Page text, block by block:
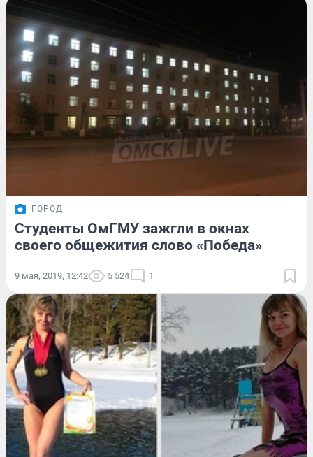
ГОРОД
Студенты ОмГМУ зажгли в окнах
своего общежития слово «Победа»
9 мая, 2019, 12:42 5 524 1